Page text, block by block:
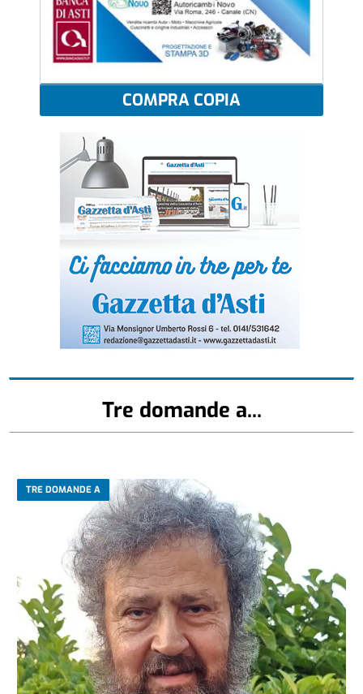
COMPRA COPIA
Tre domande a...
TRE DOMANDE A